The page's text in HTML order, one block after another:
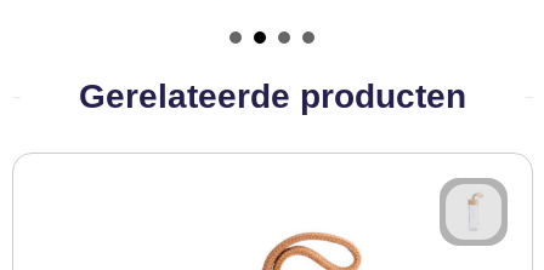
Gerelateerde producten